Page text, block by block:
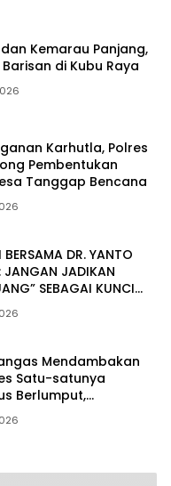
Kemarau Panjang,
di Kubu Raya
Karhutla, Polres
Pembentukan
Tanggap Bencana
DR. YANTO
JANGAN JADIKAN
SEBAGAI KUNCI
JERATAN HUKUM
Mendambakan
Satu-satunya
Berlumput,
dan Pelayanan